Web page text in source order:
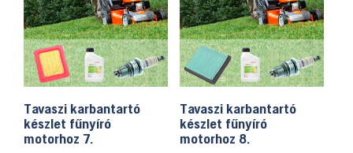
Tavaszi karbantartó
készlet fűnyíró
motorhoz 7.
Tavaszi karbantartó
készlet fűnyíró
motorhoz 8.